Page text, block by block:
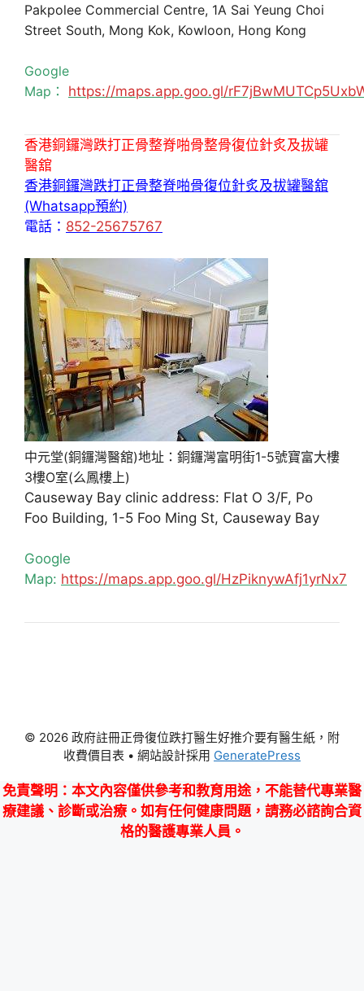
Pakpolee Commercial Centre, 1A Sai Yeung Choi
Street South, Mong Kok, Kowloon, Hong Kong
Google
Map： https://maps.app.goo.gl/
香港銅鑼灣跌打正骨整脊啪骨整骨復位針炙及拔罐
醫舘
香港銅鑼灣跌打正骨整脊啪骨復位針炙及拔罐醫舘
(Whatsapp預約)
電話： 852-25675767
中元堂(銅鑼灣醫舘)地址：銅鑼灣富明街1-5號寶富大樓
3樓O室(么鳳樓上)
Causeway Bay clinic address: Flat O 3/F, Po
Foo Building, 1-5 Foo Ming St, Causeway Bay
Google
Map: https://maps.app.goo.gl/HzPiknywAfj1yrNx7
© 2026 政府註冊正骨復位跌打醫生好推介要有醫生紙，附
收費價目表 • 網站設計採用 GeneratePress
免責聲明 ：本文內容僅供參考和教育用途，不能替代專業醫
療建議、診斷或治療。如有任何健康問題，請務必諮詢合資
格的醫護專業人員。